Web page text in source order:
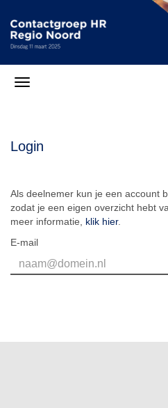
Login
Als deelnemer kun je een account
zodat je een eigen overzicht hebt
meer informatie, klik hier.
E-mail